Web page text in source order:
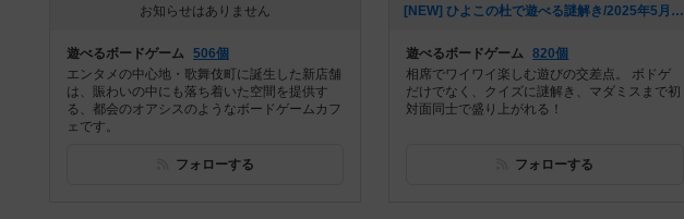
お知らせはありません
遊べるボードゲーム 506個
エンタメの中心地・歌舞伎町に誕生した新店舗
は、賑わいの中にも落ち着いた空間を提供す
る、都会のオアシスのようなボードゲームカフ
ェです。
フォローする
[NEW] ひよこの杜で遊べる謎解き/2025年5月現在（2025年05月06日 14時03分）
遊べるボードゲーム 820個
相席でワイワイ楽しむ遊びの交差点。 ボドゲ
だけでなく、クイズに謎解き、マダミスまで初
対面同士で盛り上がれる！
フォローする